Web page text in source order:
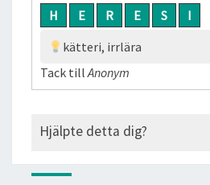
H E R E S I
kätteri, irrlära
Tack tillAnonym
Hjälpte detta dig?